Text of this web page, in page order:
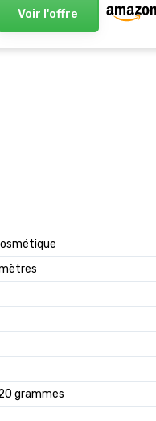
Voir l'offre
grammes